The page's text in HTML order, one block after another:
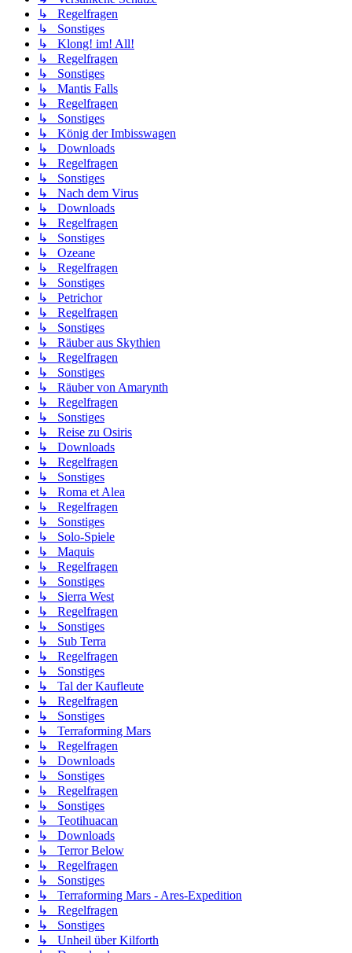
↳ Regelfragen
↳ Sonstiges
↳ Klong! im! All!
↳ Regelfragen
↳ Sonstiges
↳ Mantis Falls
↳ Regelfragen
↳ Sonstiges
↳ König der Imbisswagen
↳ Downloads
↳ Regelfragen
↳ Sonstiges
↳ Nach dem Virus
↳ Downloads
↳ Regelfragen
↳ Sonstiges
↳ Ozeane
↳ Regelfragen
↳ Sonstiges
↳ Petrichor
↳ Regelfragen
↳ Sonstiges
↳ Räuber aus Skythien
↳ Regelfragen
↳ Sonstiges
↳ Räuber von Amarynth
↳ Regelfragen
↳ Sonstiges
↳ Reise zu Osiris
↳ Downloads
↳ Regelfragen
↳ Sonstiges
↳ Roma et Alea
↳ Regelfragen
↳ Sonstiges
↳ Solo-Spiele
↳ Maquis
↳ Regelfragen
↳ Sonstiges
↳ Sierra West
↳ Regelfragen
↳ Sonstiges
↳ Sub Terra
↳ Regelfragen
↳ Sonstiges
↳ Tal der Kaufleute
↳ Regelfragen
↳ Sonstiges
↳ Terraforming Mars
↳ Regelfragen
↳ Downloads
↳ Sonstiges
↳ Regelfragen
↳ Sonstiges
↳ Teotihuacan
↳ Downloads
↳ Terror Below
↳ Regelfragen
↳ Sonstiges
↳ Terraforming Mars - Ares-Expedition
↳ Regelfragen
↳ Sonstiges
↳ Unheil über Kilforth